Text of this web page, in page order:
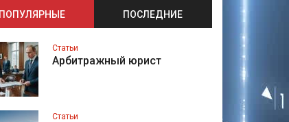
ПОПУЛЯРНЫЕ ПОСЛЕДНИЕ
Статьи
Арбитражный юрист
Статьи